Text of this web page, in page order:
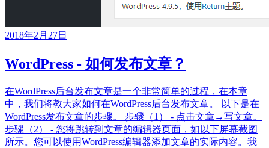
2018年2月27日
WordPress - 如何发布文章？
在WordPress后台发布文章是一个非常简单的过程，在本章
中，我们将教大家如何在WordPress后台发布文章。 以下是在
WordPress发布文章的步骤。 步骤（1） - 点击文章→写文章。
步骤（2） - 您将跳转到文章的编辑器页面，如以下屏幕截图
所示。您可以使用WordPress编辑器添加文章的实际内容。我